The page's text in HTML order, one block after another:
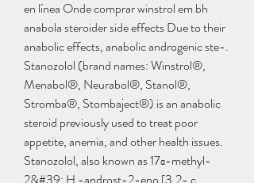
en línea Onde comprar winstrol em bh
anabola steroider side effects Due to their
anabolic effects, anabolic androgenic ste-.
Stanozolol (brand names: Winstrol®,
Menabol®, Neurabol®, Stanol®,
Stromba®, Stombaject®) is an anabolic
steroid previously used to treat poor
appetite, anemia, and other health issues.
Stanozolol, also known as 17α-methyl-
2&#39; H -androst-2-eno [3,2- c